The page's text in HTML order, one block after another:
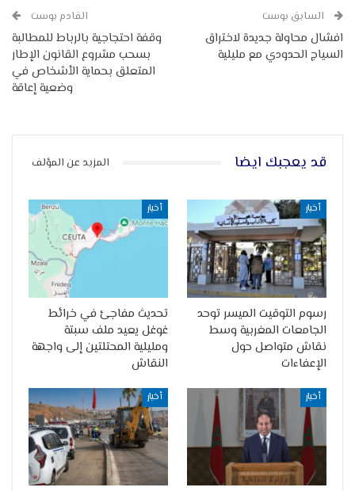
السابق بوست
افشال محاولة جديدة لاختراق
السياج الحدودي مع مليلية
القادم بوست
وقفة احتجاجية بالرباط للمطالبة
بسحب مشروع القانون الإطار
المتعلق بحماية الأشخاص في
وضعية إعاقة‎
قد يعجبك ايضا المزيد عن المؤلف
أخبار
رسوم التوقيت الميسر توحد
الجامعات المغربية وسط
نقاش متواصل حول
الإعفاءات
أخبار
تحديث مفاجئ في خرائط
غوغل يعيد ملف سبتة
ومليلية المحتلتين إلى واجهة
النقاش
أخبار أخبار